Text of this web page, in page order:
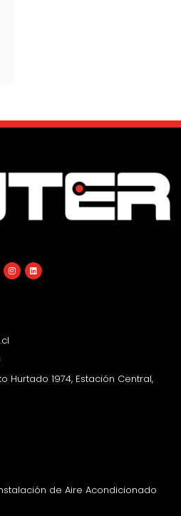
Instagram
Linkedin
Hurtado 1974, Estación Central,
de Aire Acondicionado